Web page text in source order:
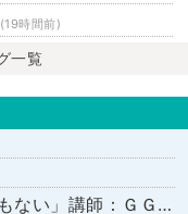
(19時間前)
一覧
講師：ＧＧ佐藤さん